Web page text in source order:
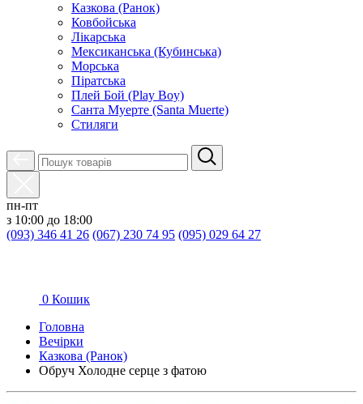
Казкова (Ранок)
Ковбойська
Лікарська
Мексиканська (Кубинська)
Морська
Піратська
Плей Бой (Play Boy)
Санта Муерте (Santa Muerte)
Стиляги
пн-пт
з 10:00 до 18:00
(093) 346 41 26 (067) 230 74 95 (095) 029 64 27
0 Кошик
Головна
Вечірки
Казкова (Ранок)
Обруч Холодне серце з фатою